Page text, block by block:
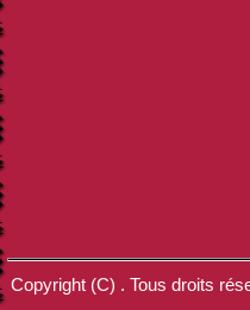
Copyright (C) . Tous droits